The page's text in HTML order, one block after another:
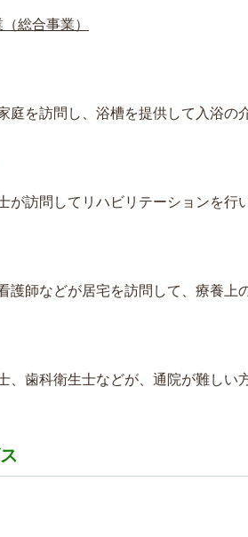
総合事業）
を訪問し、浴槽を提供して入浴の
訪問してリハビリテーションを行
師などが居宅を訪問して、療養上
、歯科衛生士などが、通院が難しい